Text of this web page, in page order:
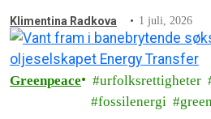
Klimentina Radkova 1 juli, 2026
Greenpeace urfolksrettigheter
fossilenergi